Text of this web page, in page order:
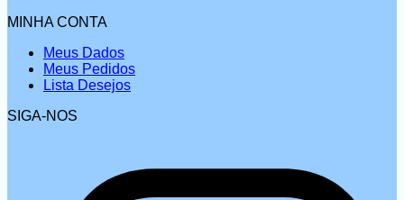
MINHA CONTA
Meus Dados
Meus Pedidos
Lista Desejos
SIGA-NOS